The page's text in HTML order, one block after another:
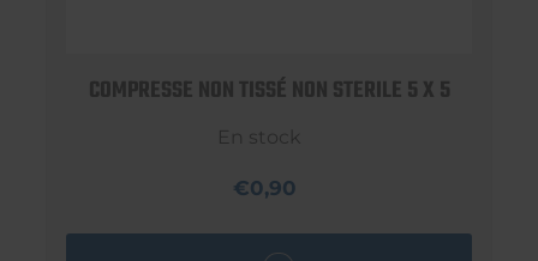
COMPRESSE NON TISSÉ NON STERILE 5 X 5
En stock
€0,90